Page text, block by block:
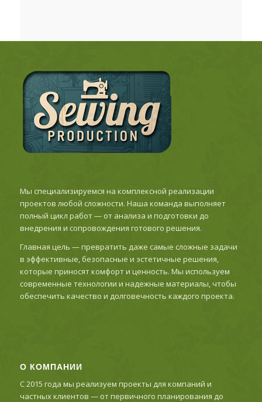
Мы специализируемся на комплексной реализации
проектов любой сложности. Наша команда выполняет
полный цикл работ — от анализа и подготовки до
внедрения и сопровождения готового решения.
Главная цель — превратить даже самые сложные задачи
в эффективные, безопасные и эстетичные решения,
которые приносят комфорт и ценность. Мы используем
современные технологии и надежные материалы, чтобы
обеспечить качество и долговечность каждого проекта.
О КОМПАНИИ
С 2015 года мы реализуем проекты для компаний и
частных клиентов — от первичного планирования до